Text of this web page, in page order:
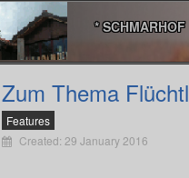
* SCHMARHOF
Zum Thema
Features
Created: 29 January 2016